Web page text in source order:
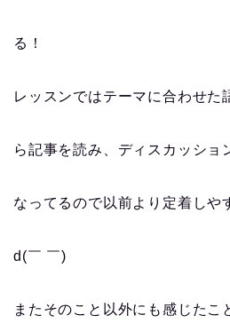
る！
レッスンではテーマに合わせた
ら記事を読み、ディスカッショ
なってるので以前より定着しや
d(￣ ￣)
またそのこと以外にも感じたこ